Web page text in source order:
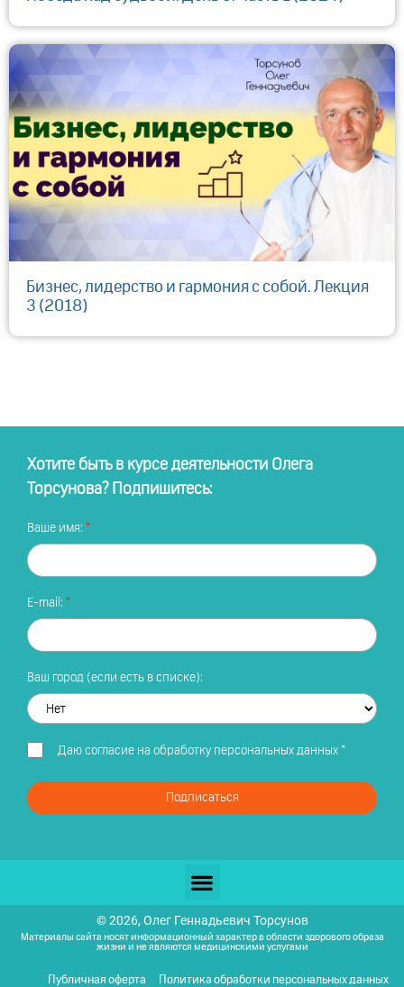
Бизнес, лидерство и гармония с собой. Лекция
3 (2018)
Хотите быть в курсе деятельности Олега
Торсунова? Подпишитесь:
Ваше имя:
E-mail:
Ваш город (если есть в списке):
Даю согласие на обработку персональных данных*
Подписаться
© 2026, Олег Геннадьевич Торсунов
Материалы сайта носят информационный характер в области здорового образа
жизни и не являются медицинскими услугами
Публичная оферта
Политика обработки персональных данных